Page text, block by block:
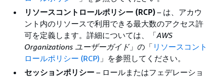
リソースコントロールポリシー (RCP) – は、アカウ
ント内のリソースで利用できる最大数のアクセス許
可を定義します。詳細については、「AWS
Organizations ユーザーガイド」の「 リソースコント
ロールポリシー (RCP) 」を参照してください。
セッションポリシー – ロールまたはフェデレーショ